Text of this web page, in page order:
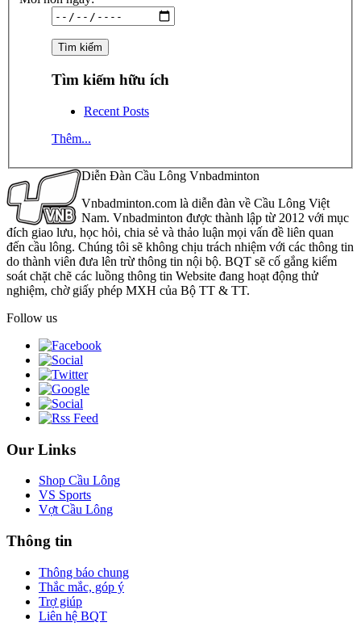
Tìm kiếm hữu ích
Recent Posts
Thêm...
Diễn Đàn Cầu Lông Vnbadminton
Vnbadminton.com là diễn đàn về Cầu Lông Việt
Nam. Vnbadminton được thành lập từ 2012 với mục
đích giao lưu, học hỏi, chia sẻ và thảo luận mọi vấn đề liên quan
đến cầu lông. Chúng tôi sẽ không chịu trách nhiệm với các thông tin
do thành viên đưa lên trừ thông tin nội bộ. BQT sẽ cố gắng kiểm
soát chặt chẽ các luồng thông tin Website đang hoạt động thử
nghiệm, chờ giấy phép MXH của Bộ TT & TT.
Follow us
Our Links
Shop Cầu Lông
VS Sports
Vợt Cầu Lông
Thông tin
Thông báo chung
Thắc mắc, góp ý
Trợ giúp
Liên hệ BQT